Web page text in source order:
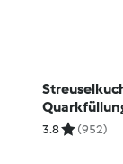
3.8 (952)